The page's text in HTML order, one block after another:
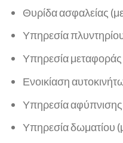
Θυρίδα ασφαλείας
Υπηρεσία
Υπηρεσία
Ενοικίαση
Υπηρεσία αφύπνισης
Υπηρεσία δωματίου